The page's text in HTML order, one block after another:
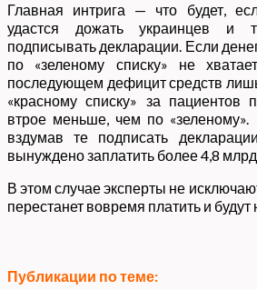
Главная интрига — что будет,
удастся дожать украинцев и
подписывать декларации. Если
по «зеленому списку» не
последующем дефицит средств
«красному списку» за пациентов
втрое меньше, чем по
вздумав те подписать
вынуждено заплатить более 4,8
В этом случае эксперты не
перестанет вовремя платить и будут
Публикации по теме: